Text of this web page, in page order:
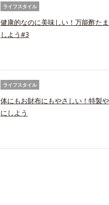
ライフスタイル
健康的なのに美味しい！万能酢た
しよう#3
ライフスタイル
体にもお財布にもやさしい！特製
にしよう